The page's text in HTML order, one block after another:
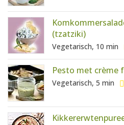
(tzatziki)
Vegetarisch, 10 min
Pesto met crème
Vegetarisch, 5 min